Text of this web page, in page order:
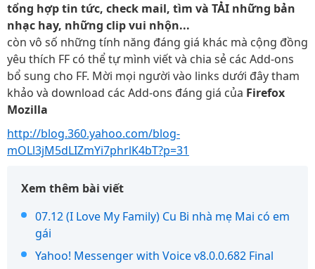
tổng hợp tin tức, check mail, tìm và TẢI những bản
nhạc hay, những clip vui nhộn...
còn vô số những tính năng đáng giá khác mà cộng đồng
yêu thích FF có thể tự mình viết và chia sẻ các Add-ons
bổ sung cho FF. Mời mọi người vào links dưới đây tham
khảo và download các Add-ons đáng giá của Firefox
Mozilla
http://blog.360.yahoo.com/blog-
mOLl3jM5dLIZmYi7phrlK4bT?p=31
Xem thêm bài viết
07.12 (I Love My Family) Cu Bi nhà mẹ Mai có em
gái
Yahoo! Messenger with Voice v8.0.0.682 Final